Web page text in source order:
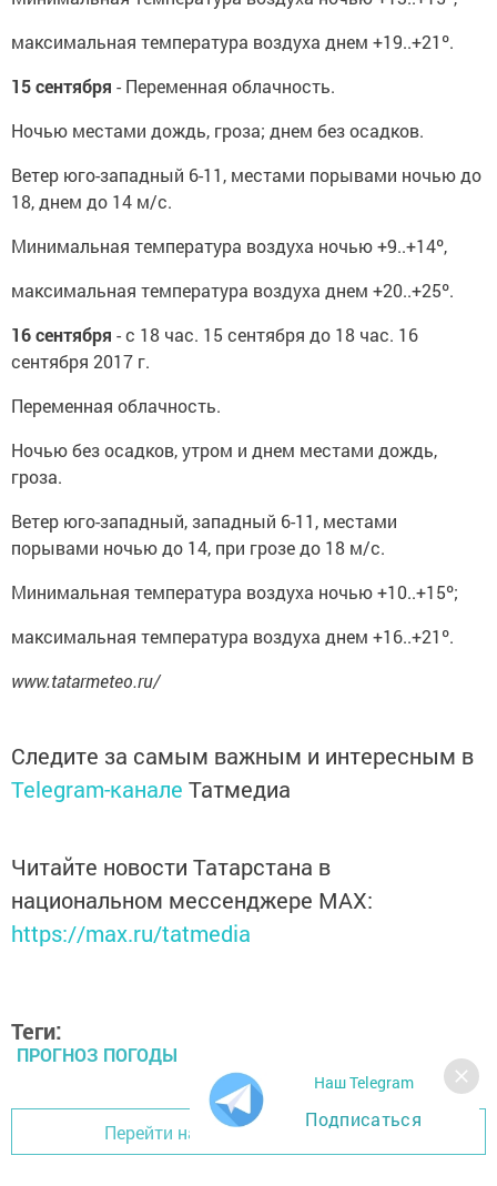
максимальная температура воздуха днем +19..+21º.
15 сентября - Переменная облачность.
Ночью местами дождь, гроза; днем без осадков.
Ветер юго-западный 6-11, местами порывами ночью до
18, днем до 14 м/с.
Минимальная температура воздуха ночью +9..+14º,
максимальная температура воздуха днем +20..+25º.
16 сентября - с 18 час. 15 сентября до 18 час. 16
сентября 2017 г.
Переменная облачность.
Ночью без осадков, утром и днем местами дождь,
гроза.
Ветер юго-западный, западный 6-11, местами
порывами ночью до 14, при грозе до 18 м/с.
Минимальная температура воздуха ночью +10..+15º;
максимальная температура воздуха днем +16..+21º.
www.tatarmeteo.ru/
Следите за самым важным и интересным в
Telegram-канале Татмедиа
Читайте новости Татарстана в
национальном мессенджере MАХ:
https://max.ru/tatmedia
Теги:
ПРОГНОЗ ПОГОДЫ
Перейти на страницу новости
Наш Telegram
Подписаться